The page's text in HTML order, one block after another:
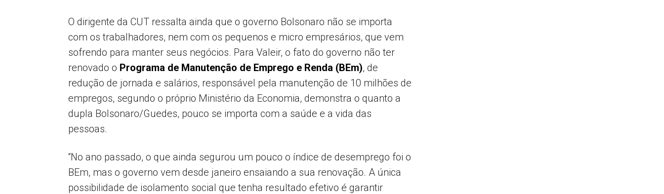
O dirigente da CUT ressalta ainda que o governo Bolsonaro não se importa
com os trabalhadores, nem com os pequenos e micro empresários, que vem
sofrendo para manter seus negócios. Para Valeir, o fato do governo não ter
renovado o Programa de Manutenção de Emprego e Renda (BEm), de
redução de jornada e salários, responsável pela manutenção de 10 milhões de
empregos, segundo o próprio Ministério da Economia, demonstra o quanto a
dupla Bolsonaro/Guedes, pouco se importa com a saúde e a vida das
pessoas.
“No ano passado, o que ainda segurou um pouco o índice de desemprego foi o
BEm, mas o governo vem desde janeiro ensaiando a sua renovação. A única
possibilidade de isolamento social que tenha resultado efetivo é garantir